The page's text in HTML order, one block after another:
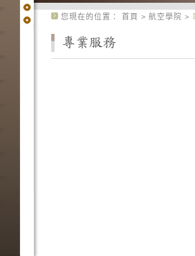
您現在的位置： 首頁 > 航空學院 >